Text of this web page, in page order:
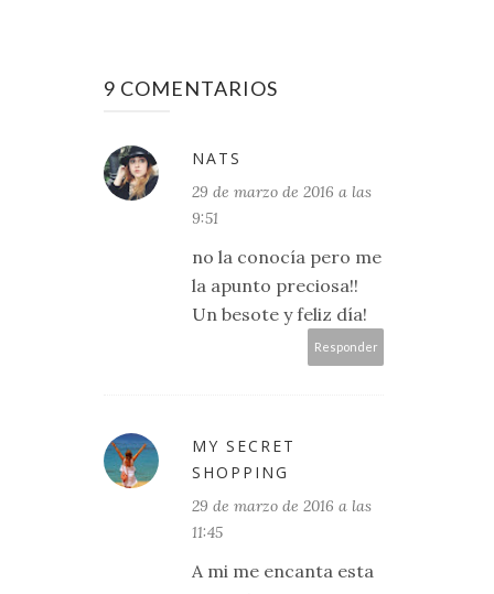
9 COMENTARIOS
NATS
29 de marzo de 2016 a las
9:51
no la conocía pero me
la apunto preciosa!!
Un besote y feliz día!
Responder
MY SECRET
SHOPPING
29 de marzo de 2016 a las
11:45
A mi me encanta esta